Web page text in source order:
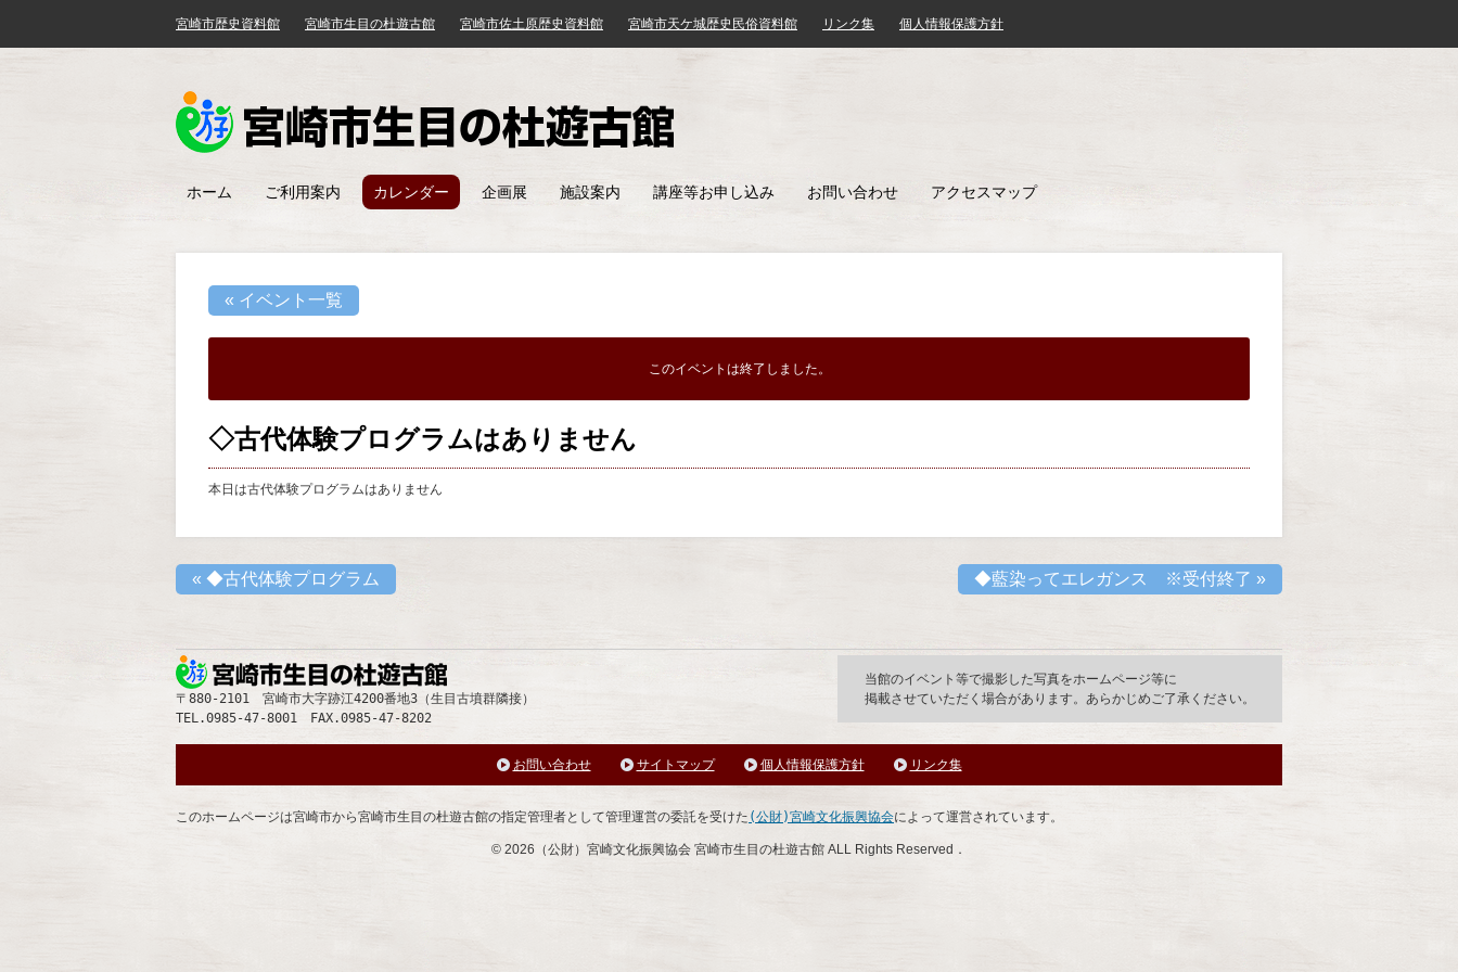
ホーム ご利用案内 カレンダー 企画展 施設案内 講座等お申し込み お問い合わせ アクセスマップ
宮崎市歴史資料館 宮崎市生目の杜遊古館 宮崎市佐土原歴史資料館 宮崎市天ケ城歴史民俗資料館 リンク集 個人情報保護方針
« イベント一覧
このイベントは終了しました。
◇古代体験プログラムはありません
本日は古代体験プログラムはありません
« ◆古代体験プログラム ◆藍染ってエレガンス ※受付終了 »
〒880-2101 宮崎市大字跡江4200番地3（生目古墳群隣接）
TEL.0985-47-8001 FAX.0985-47-8202
当館のイベント等で撮影した写真をホームページ等に
掲載させていただく場合があります。あらかじめご了承ください。
お問い合わせ サイトマップ 個人情報保護方針 リンク集
このホームページは宮崎市から宮崎市生目の杜遊古館の指定管理者として管理運営の委託を受けた (公財)宮崎文化振興協会によって運営されています。
© 2026（公財）宮崎文化振興協会 宮崎市生目の杜遊古館 ALL Rights Reserved．